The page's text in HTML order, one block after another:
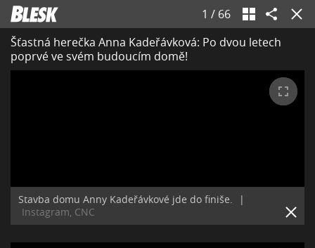
1 / 66
Šťastná herečka Anna Kadeřávková: Po dvou letech
poprvé ve svém budoucím domě!
Stavba domu Anny Kadeřávkové jde do finiše.
|
Instagram, CNC